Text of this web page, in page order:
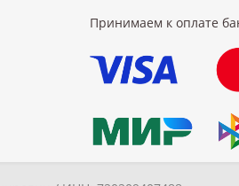
Принимаем к оплате